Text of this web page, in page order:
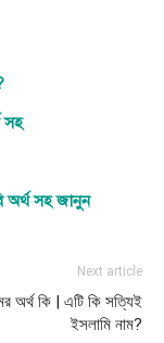
সহ
অর্থ সহ জানুন
Next article
অর্থ কি | এটি কি সত্যিই
ইসলামি নাম?